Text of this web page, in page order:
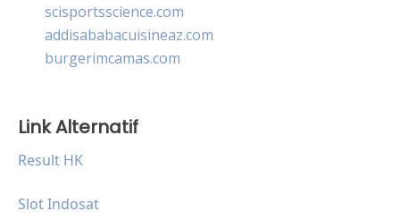
scisportsscience.com
addisababacuisineaz.com
burgerimcamas.com
Link Alternatif
Result HK
Slot Indosat